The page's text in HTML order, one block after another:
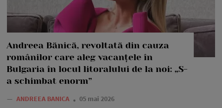
Andreea Bănică, revoltată din cauza
românilor care aleg vacanțele în
Bulgaria în locul litoralului de la noi: „S-
a schimbat enorm”
— ANDREEA BANICA 05 mai 2026